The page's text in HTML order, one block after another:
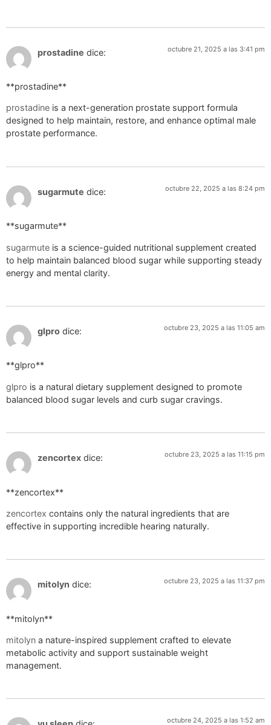
prostadine dice: octubre 21, 2025 a las 3:41 pm
**prostadine**
prostadine is a next-generation prostate support formula
designed to help maintain, restore, and enhance optimal male
prostate performance.
sugarmute dice: octubre 22, 2025 a las 8:24 pm
** sugarmute**
sugarmute is a science-guided nutritional supplement created
to help maintain balanced blood sugar while supporting steady
energy and mental clarity.
glpro dice: octubre 23, 2025 a las 11:05 am
** glpro**
glpro is a natural dietary supplement designed to promote
balanced blood sugar levels and curb sugar cravings.
zencortex dice: octubre 23, 2025 a las 11:15 pm
**zencortex**
zencortex contains only the natural ingredients that are
effective in supporting incredible hearing naturally.
mitolyn dice: octubre 23, 2025 a las 11:37 pm
** mitolyn**
mitolyn a nature-inspired supplement crafted to elevate
metabolic activity and support sustainable weight
management.
octubre 24, 2025 a las 1:52 am